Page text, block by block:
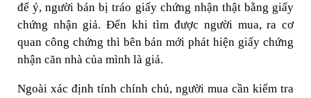
để ý, người bán bị tráo giấy chứng nhận thật bằng giấy
chứng nhận giả. Đến khi tìm được người mua, ra cơ
quan công chứng thì bên bán mới phát hiện giấy chứng
nhận căn nhà của mình là giả.
Ngoài xác định tính chính chủ, người mua cần kiểm tra